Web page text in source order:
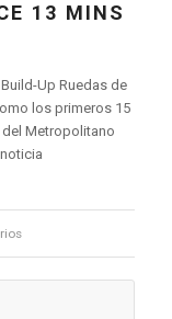
13 MINS
Up Ruedas de
los primeros 15
Metropolitano